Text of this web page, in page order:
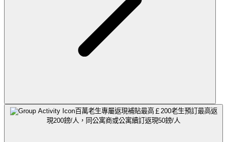
百萬老生專屬返現補貼最高￡200老生預訂最高返
現200鎊/人，同公寓商或公寓續訂返現50鎊/人